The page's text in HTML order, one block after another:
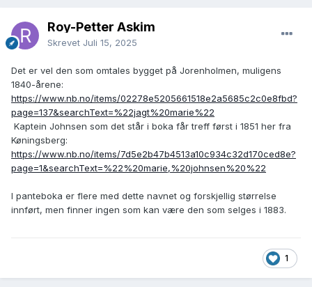
Roy-Petter Askim
Skrevet Juli 15, 2025
Det er vel den som omtales bygget på Jorenholmen, muligens
1840-årene:
https://www.nb.no/items/02278e5205661518e2a5685c2c0e8fbd?
page=137&searchText=%22jagt%20marie%22
Kaptein Johnsen som det står i boka får treff først i 1851 her fra
Køningsberg:
https://www.nb.no/items/7d5e2b47b4513a10c934c32d170ced8e?
page=1&searchText=%22%20marie,%20johnsen%20%22
I panteboka er flere med dette navnet og forskjellig størrelse
innført, men finner ingen som kan være den som selges i 1883.
1